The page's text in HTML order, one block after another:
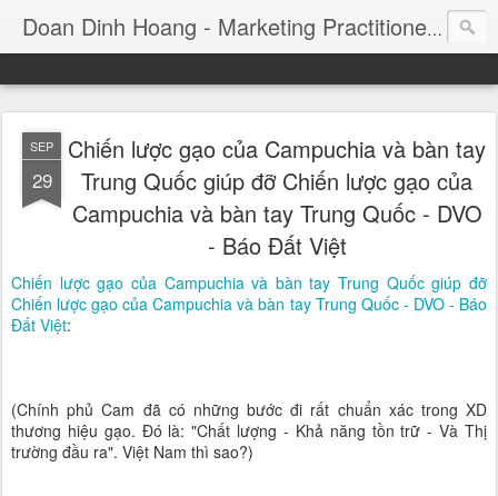
Doan Dinh Hoang - Marketing Practitioner
SEP
29
Chiến lược gạo của Campuchia và bàn tay
Trung Quốc giúp đỡ Chiến lược gạo của
Campuchia và bàn tay Trung Quốc - DVO
- Báo Đất Việt
Chiến lược gạo của Campuchia và bàn tay Trung Quốc giúp đỡ
Chiến lược gạo của Campuchia và bàn tay Trung Quốc - DVO - Báo
Đất Việt:
(Chính phủ Cam đã có những bước đi rất chuẩn xác trong XD
thương hiệu gạo. Đó là: "Chất lượng - Khả năng tồn trữ - Và Thị
trường đầu ra". Việt Nam thì sao?)